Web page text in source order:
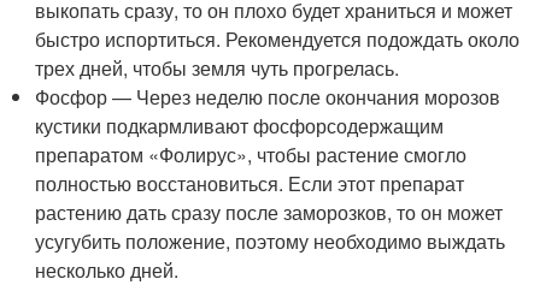
выкопать сразу, то он плохо будет храниться и может
быстро испортиться. Рекомендуется подождать около
трех дней, чтобы земля чуть прогрелась.
Фосфор — Через неделю после окончания морозов
кустики подкармливают фосфорсодержащим
препаратом «Фолирус», чтобы растение смогло
полностью восстановиться. Если этот препарат
растению дать сразу после заморозков, то он может
усугубить положение, поэтому необходимо выждать
несколько дней.